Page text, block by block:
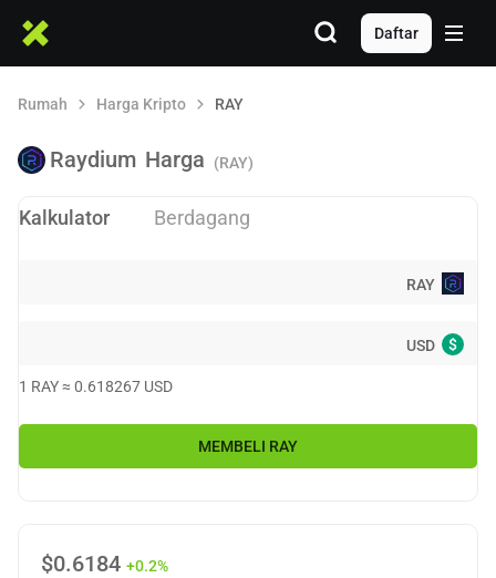
Daftar
Rumah Harga Kripto RAY
Raydium Harga (RAY)
Kalkulator Berdagang
RAY
USD $
1 RAY≈ 0.618267 USD
MEMBELI RAY
$0.6184 +0.2%